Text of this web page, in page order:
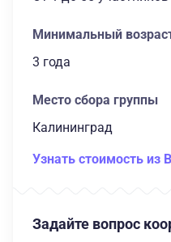
Минимальный
3 года
Место сбора группы
Калининград
Узнать стоимость из
Задайте вопрос